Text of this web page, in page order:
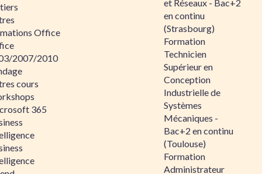
Office
2007/2010
cours
365
et Réseaux - Bac+2
en continu
(Strasbourg)
Formation
Technicien
Supérieur en
Conception
Industrielle de
Systèmes
Mécaniques -
Bac+2 en continu
(Toulouse)
Formation
Administrateur